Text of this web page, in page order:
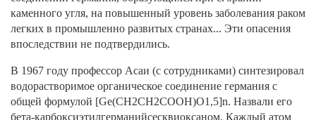
каменного угля, на повышенный уровень заболевания раком
легких в промышленно развитых странах... Эти опасения
впоследствии не подтвердились.
В 1967 году профессор Асаи (с сотрудниками) синтезировал
водорастворимое органическое соединение германия с
общей формулой [Ge(CH2CH2COOH)O1,5]n. Назвали его
бета-карбоксиэтилгерманийсесквиоксаном. Каждый атом